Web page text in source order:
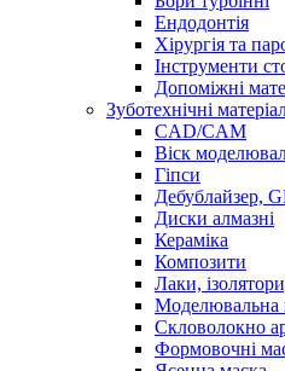
Ендодонтія
Хірургія та
Інструменти
Допоміжні
Зуботехнічні
CAD/CAM
Віск
Гіпси
Дебублайзер,
Диски алмазні
Кераміка
Композити
Лаки,
Моделювальна
Скловолокно
Формовочні